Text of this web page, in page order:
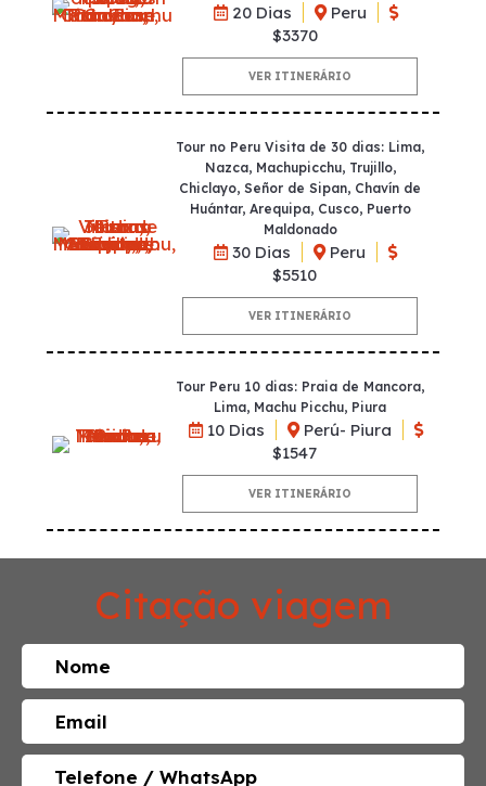
20 Dias
Peru
$3370
VER ITINERÁRIO
Tour no Peru Visita de 30 dias: Lima,
Nazca, Machupicchu, Trujillo,
Chiclayo, Señor de Sipan, Chavín de
Huántar, Arequipa, Cusco, Puerto
Maldonado
30 Dias
Peru
$5510
VER ITINERÁRIO
Tour Peru 10 dias: Praia de Mancora,
Lima, Machu Picchu, Piura
10 Dias
Perú- Piura
$1547
VER ITINERÁRIO
Citação viagem